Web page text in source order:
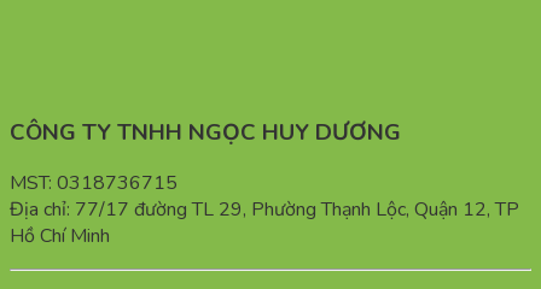
CÔNG TY TNHH NGỌC HUY DƯƠNG
MST: 0318736715
Địa chỉ: 77/17 đường TL 29, Phường Thạnh Lộc, Quận 12, TP
Hồ Chí Minh